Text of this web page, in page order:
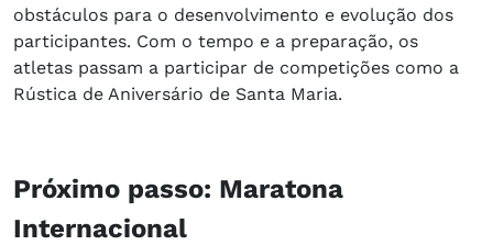
obstáculos para o desenvolvimento e evolução dos
participantes. Com o tempo e a preparação, os
atletas passam a participar de competições como a
Rústica de Aniversário de Santa Maria.
Próximo passo: Maratona
Internacional